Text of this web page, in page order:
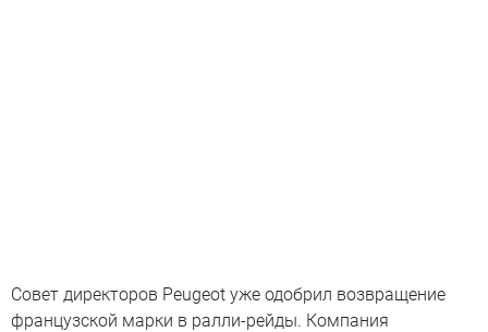
Совет директоров Peugeot уже одобрил возвращение
французской марки в ралли-рейды. Компания